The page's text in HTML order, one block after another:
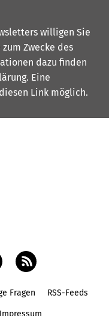
willigen Sie
Zwecke des
dazu finden
. Eine
Link möglich.
Fragen RSS-Feeds